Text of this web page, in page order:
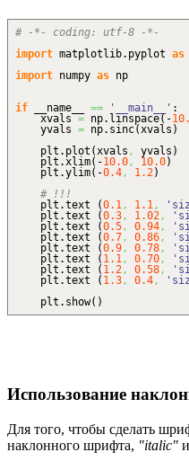
# -*- coding: utf-8 -*-
import matplotlib. pyplot as
import numpy as np
if __name__ == '__main__' :
xvals = np. linspace( -
yvals = np. sinc(xvals )
plt. plot (xvals , yvals )
plt.xlim( -10.0, 10.0)
plt.ylim( -0.4, 1.2)
# !!!
plt.text (0.1, 1.1,
plt.text (0.3, 1.02,
plt.text (0.5, 0.94,
plt.text (0.7, 0.86,
plt.text (0.9, 0.78,
plt.text ( 1.1, 0.70,
plt.text ( 1.2, 0.58,
plt.text ( 1.3, 0.4,
plt. show( )
Использование
Для того, чтобы сделать
наклонного шрифта, "italic"